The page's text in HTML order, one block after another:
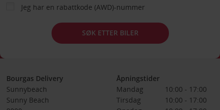
Jeg har en rabattkode (AWD)-nummer
SØK ETTER BILER
Bourgas Delivery
Sunnybeach
Sunny Beach
Åpningstider
Mandag
10:00 - 17:00
Tirsdag
10:00 - 17:00